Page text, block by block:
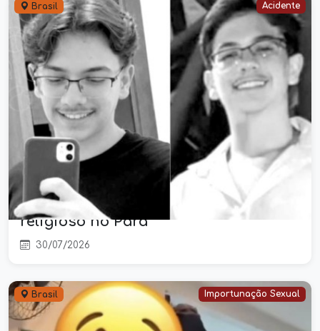
Brasil Acidente
Adolescente do Piauí está entre
vítimas de acidente elétrico fatal
durante montagem de retiro
religioso no Pará
30/07/2026
Brasil Importunação Sexual